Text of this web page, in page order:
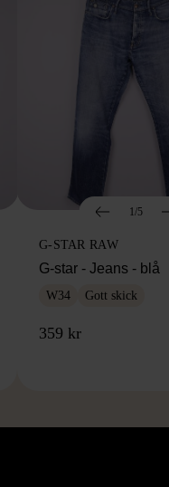
1/5
G-STAR RAW
G-star - Jeans - blå
W34 Gott skick
359 kr